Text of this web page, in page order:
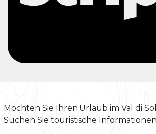
Möchten Sie Ihren Urlaub im Val di
Suchen Sie touristische